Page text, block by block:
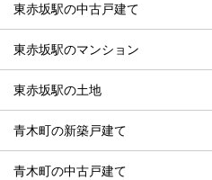
東赤坂駅の中古戸建て
東赤坂駅のマンション
東赤坂駅の土地
青木町の新築戸建て
青木町の中古戸建て